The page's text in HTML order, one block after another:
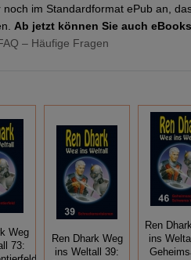
im Standardformat ePub an,
Ab jetzt können Sie auch
– Häufige Fragen
Weg
73:
Ren Dhark Weg
ins Weltall 39:
Ren
ins